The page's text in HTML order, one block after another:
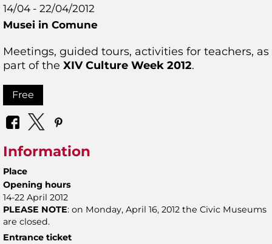
14/04 - 22/04/2012
Musei in Comune
Meetings, guided tours, activities for teachers, as
part of the XIV Culture Week 2012.
Free
Information
Place
Opening hours
14-22 April 2012
PLEASE NOTE: on Monday, April 16, 2012 the Civic Museums
are closed.
Entrance ticket